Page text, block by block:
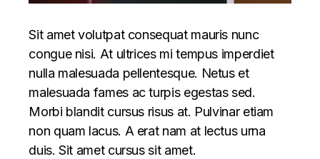
Sit amet volutpat consequat mauris nunc
congue nisi. At ultrices mi tempus imperdiet
nulla malesuada pellentesque. Netus et
malesuada fames ac turpis egestas sed.
Morbi blandit cursus risus at. Pulvinar etiam
non quam lacus. A erat nam at lectus urna
duis. Sit amet cursus sit amet.